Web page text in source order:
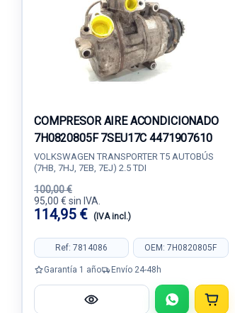
COMPRESOR AIRE ACONDICIONADO
7H0820805F 7SEU17C 4471907610
VOLKSWAGEN TRANSPORTER T5 AUTOBÚS
(7HB, 7HJ, 7EB, 7EJ) 2.5 TDI
100,00 €
95,00 € sin IVA.
114,95 € (IVA incl.)
Ref: 7814086 OEM: 7H0820805F
Garantía 1 año Envío 24-48h